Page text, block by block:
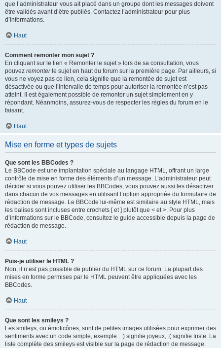
que l’administrateur vous ait placé dans un groupe dont les messages doivent
être validés avant d’être publiés. Contactez l’administrateur pour plus
d’informations.
Haut
Comment remonter mon sujet ?
En cliquant sur le lien « Remonter le sujet » lors de sa consultation, vous
pouvez remonterle sujet en haut du forum sur la première page. Par ailleurs, si
vous ne voyez pas ce lien, cela signifie que la remontée de sujet est
désactivée ou que l’intervalle de temps pour autoriser la remontée n’est pas
atteint. Il est également possible de remonter un sujet simplement en y
répondant. Néanmoins, assurez-vous de respecter les règles du forum en le
faisant.
Haut
Mise en forme et types de sujets
Que sont les BBCodes ?
Le BBCode est une implantation spéciale au langage HTML, offrant un large
contrôle de mise en forme des éléments d’un message. L’administrateur peut
décider si vous pouvez utiliser les BBCodes, vous pouvez aussi les désactiver
dans chacun de vos messages en utilisant l’option appropriée du formulaire de
rédaction de message. Le BBCode lui-même est similaire au style HTML, mais
les balises sont incluses entre crochets [ et ] plutôt que < et >. Pour plus
d’informations sur le BBCode, consultez le guide accessible depuis la page de
rédaction de message.
Haut
Puis-je utiliser le HTML ?
Non, il n’est pas possible de publier du HTML sur ce forum. La plupart des
mises en forme permises par le HTML peuvent être appliquées avec les
BBCodes.
Haut
Que sont les smileys ?
Les smileys, ou émoticônes, sont de petites images utilisées pour exprimer des
sentiments avec un code simple, exemple : :) signifie joyeux, :( signifie triste. La
liste complète des smileys est visible sur la page de rédaction de message.